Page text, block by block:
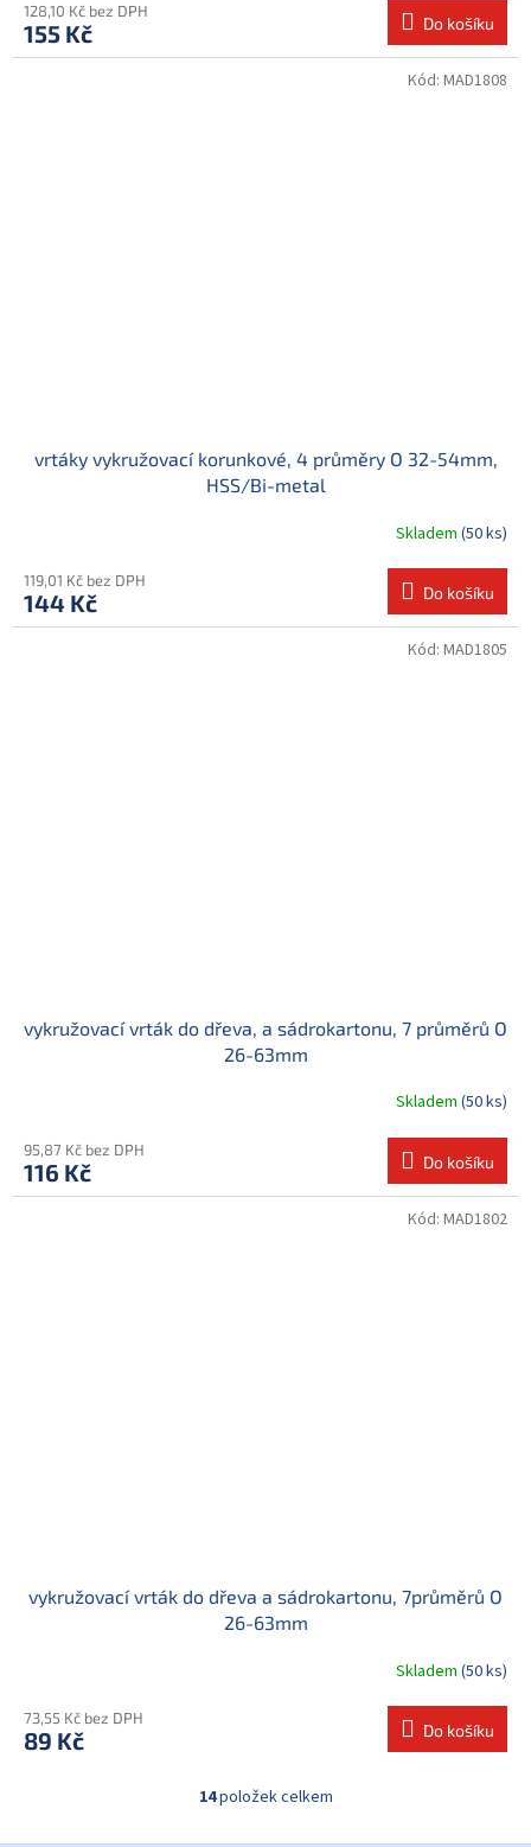
128,10 Kč bez DPH
155 Kč Do košíku
vrtáky vykružovací korunkové, 4 průměry O 32-54mm,
HSS/Bi-metal
Skladem (50 ks)
119,01 Kč bez DPH
144 Kč Do košíku
Kód: MAD1808
vykružovací vrták do dřeva, a sádrokartonu, 7 průměrů O
26-63mm
Skladem (50 ks)
95,87 Kč bez DPH
116 Kč Do košíku
Kód: MAD1805
vykružovací vrták do dřeva a sádrokartonu, 7průměrů O
26-63mm
Skladem (50 ks)
73,55 Kč bez DPH
89 Kč Do košíku
Kód: MAD1802
O
14položek celkem